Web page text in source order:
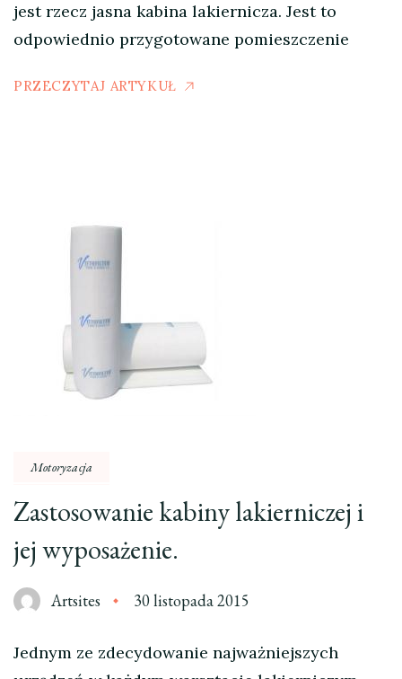
jest rzecz jasna kabina lakiernicza. Jest to
odpowiednio przygotowane pomieszczenie
PRZECZYTAJ ARTYKUŁ
Motoryzacja
Zastosowanie kabiny lakierniczej i
jej wyposażenie.
Artsites 30 listopada 2015
Jednym ze zdecydowanie najważniejszych